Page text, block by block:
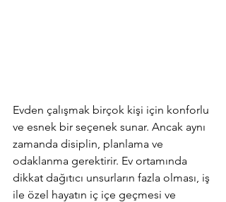
Evden çalışmak birçok kişi için konforlu
ve esnek bir seçenek sunar. Ancak aynı
zamanda disiplin, planlama ve
odaklanma gerektirir. Ev ortamında
dikkat dağıtıcı unsurların fazla olması, iş
ile özel hayatın iç içe geçmesi ve